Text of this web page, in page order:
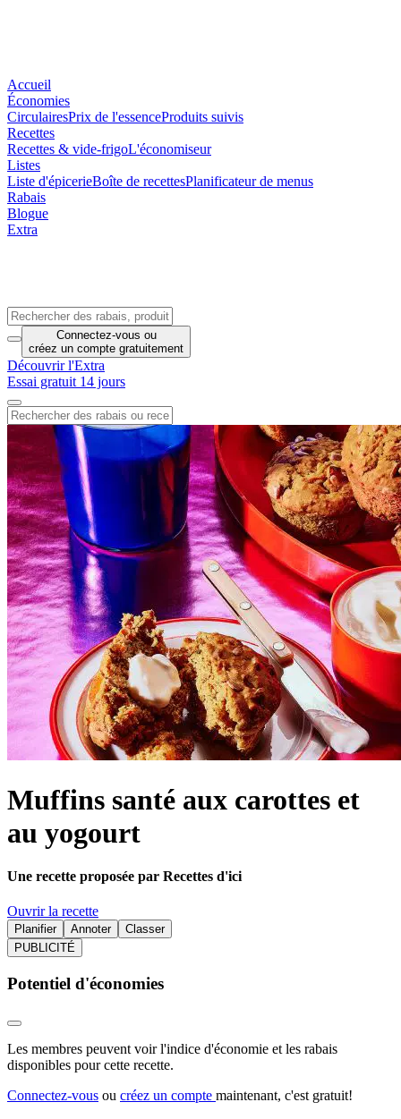
Accueil
Économies
CirculairesPrix de l'essenceProduits suivis
Recettes
Recettes & vide-frigoL'économiseur
Listes
Liste d'épicerieBoîte de recettesPlanificateur de menus
Rabais
Blogue
Extra
Connectez-vous ou
créez un compte gratuitement
Découvrir l'Extra
Essai gratuit 14 jours
Muffins santé aux carottes et
au yogourt
Une recette proposée par Recettes d'ici
Ouvrir la recette
Planifier Annoter
Classer
PUBLICITÉ
Potentiel d'économies
Les membres peuvent voir l'indice d'économie et les rabais
disponibles pour cette recette.
Connectez-vous ou créez un compte maintenant, c'est gratuit!